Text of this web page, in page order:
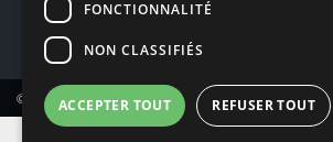
© Copyright 2026 Smartoys SA – Tous droits réservés.
FONCTIONNALITÉ
NON CLASSIFIÉS
ACCEPTER TOUT REFUSER TOUT